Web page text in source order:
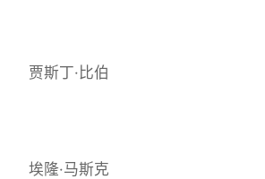
贾斯丁·比伯
埃隆·马斯克